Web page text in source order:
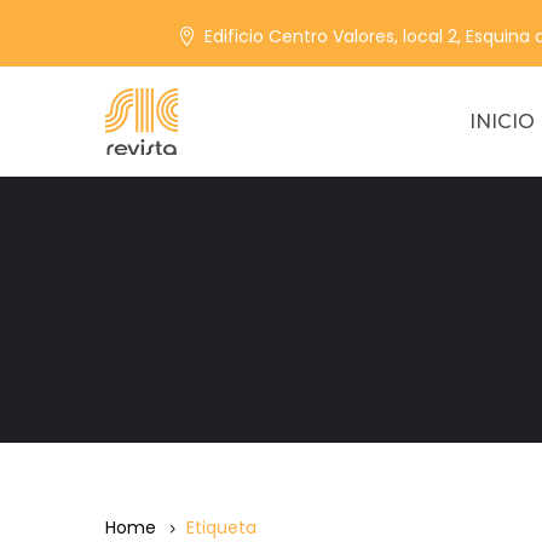
Edificio Centro Valores, local 2, Esquina
INICIO
Home Etiqueta